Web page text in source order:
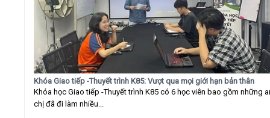
Khóa Giao tiếp -Thuyết trình K85: Vượt qua mọi giới hạn bản thân
Khóa học Giao tiếp -Thuyết trình K85 có 6 học viên bao gồm những
chị đã đi làm nhiều...